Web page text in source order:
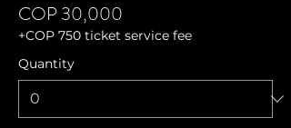
COP 30,000
+COP 750 ticket service fee
Quantity